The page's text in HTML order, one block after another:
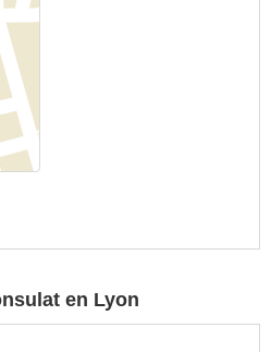
en Lyon